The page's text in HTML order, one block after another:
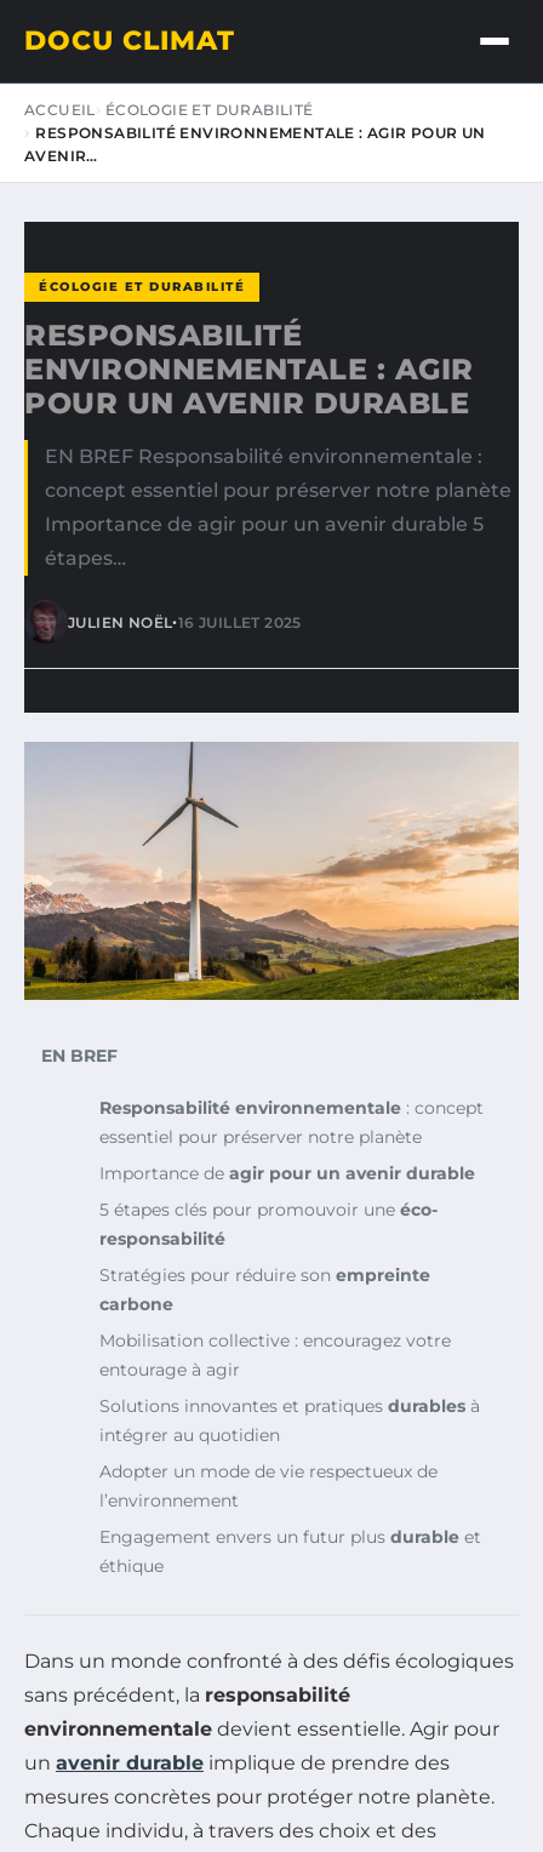
DOCU CLIMAT
ACCUEIL
ÉCOLOGIE ET DURABILITÉ
RESPONSABILITÉ ENVIRONNEMENTALE : AGIR POUR UN
AVENIR…
ÉCOLOGIE ET DURABILITÉ
RESPONSABILITÉ
ENVIRONNEMENTALE : AGIR
POUR UN AVENIR DURABLE
EN BREF Responsabilité environnementale :
concept essentiel pour préserver notre planète
Importance de agir pour un avenir durable 5
étapes…
JULIEN NOËL•16 JUILLET 2025
EN BREF
Responsabilité environnementale : concept
essentiel pour préserver notre planète
Importance de agir pour un avenir durable
5 étapes clés pour promouvoir une éco-
responsabilité
Stratégies pour réduire son empreinte
carbone
Mobilisation collective : encouragez votre
entourage à agir
Solutions innovantes et pratiques durables à
intégrer au quotidien
Adopter un mode de vie respectueux de
l’environnement
Engagement envers un futur plus durable et
éthique
Dans un monde confronté à des défis écologiques
sans précédent, la responsabilité
environnementale devient essentielle. Agir pour
un avenir durable implique de prendre des
mesures concrètes pour protéger notre planète.
Chaque individu, à travers des choix et des